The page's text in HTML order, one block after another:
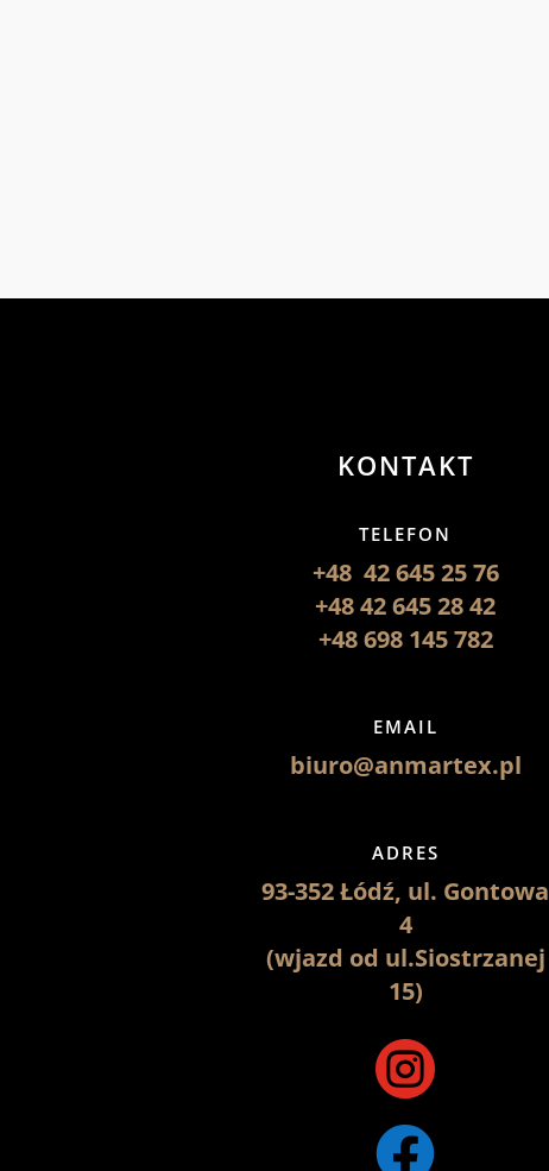
KONTAKT
TELEFON
+48 42 645 25 76
+48 42 645 28 42
+48 698 145 782
EMAIL
biuro@anmartex.pl
ADRES
93-352 Łódź, ul. Gontowa
4
(wjazd od ul.Siostrzanej
15)

